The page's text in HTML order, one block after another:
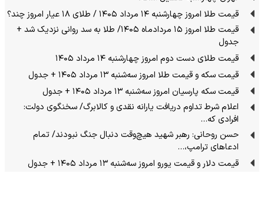
قیمت طلا امروز چهارشنبه ۱۴ مرداد ۱۴۰۵ / طلای ۱۸ عیار امروز چند؟
قیمت طلا امروز ۱۵ مردادماه ۱۴۰۵/ طلا به سد روانی نزدیک شد +
جدول
قیمت طلای دست دوم امروز چهارشنبه ۱۴ مرداد ۱۴۰۵
قیمت سکه و قیمت طلا امروز سه‌شنبه ۱۳ مرداد ۱۴۰۵ + جدول
قیمت سکه پارسیان امروز سه‌شنبه ۱۳ مرداد ۱۴۰۵ + جدول
اعلام شرط تداوم دریافت یارانه نقدی و کالابرگ/ سخنگوی دولت:
افرادی که…
حسن روحانی: رهبر شهید هیچ‌وقت دنبال جنگ نبودند/ تمام
ادعاهای ترامپ،…
قیمت دلار و قیمت یورو امروز سه‌شنبه ۱۳ مرداد ۱۴۰۵ + جدول